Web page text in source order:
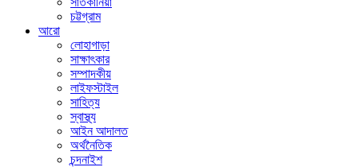
চট্টগ্রাম
আরো
লোহাগাড়া
সাক্ষাৎকার
সম্পাদকীয়
লাইফস্টাইল
সাহিত্য
স্বাস্থ্য
আইন আদালত
অর্থনৈতিক
চন্দনাইশ